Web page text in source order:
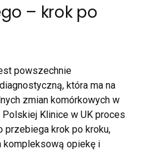
– krok po
powszechnie
która ma na
zmian komórkowych w
Klinice w UK proces
przebiega krok po kroku,
kompleksową opiekę i